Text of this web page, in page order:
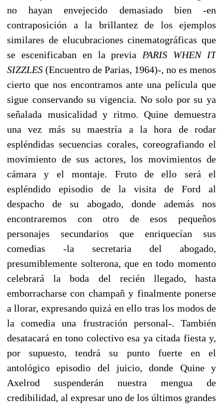
no hayan envejecido demasiado bien -en
contraposición a la brillantez de los ejemplos
similares de elucubraciones cinematográficas que
se escenificaban en la previa PARIS WHEN IT
SIZZLES (Encuentro de Parias, 1964)-, no es menos
cierto que nos encontramos ante una película que
sigue conservando su vigencia. No solo por su ya
señalada musicalidad y ritmo. Quine demuestra
una vez más su maestría a la hora de rodar
espléndidas secuencias corales, coreografiando el
movimiento de sus actores, los movimientos de
cámara y el montaje. Fruto de ello será el
espléndido episodio de la visita de Ford al
despacho de su abogado, donde además nos
encontraremos con otro de esos pequeños
personajes secundarios que enriquecían sus
comedias -la secretaria del abogado,
presumiblemente solterona, que en todo momento
celebrará la boda del recién llegado, hasta
emborracharse con champañ y finalmente ponerse
a llorar, expresando quizá en ello tras los modos de
la comedia una frustración personal-. También
desatacará en tono colectivo esa ya citada fiesta y,
por supuesto, tendrá su punto fuerte en el
antológico episodio del juicio, donde Quine y
Axelrod suspenderán nuestra mengua de
credibilidad, al expresar uno de los últimos grandes